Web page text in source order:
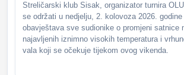
Streličarski klub Sisak, organizator turnira
se održati u nedjelju, 2. kolovoza 2026.
obavještava sve sudionike o promjeni satnice
najavljenih iznimno visokih temperatura i
vala koji se očekuje tijekom ovog vikenda.